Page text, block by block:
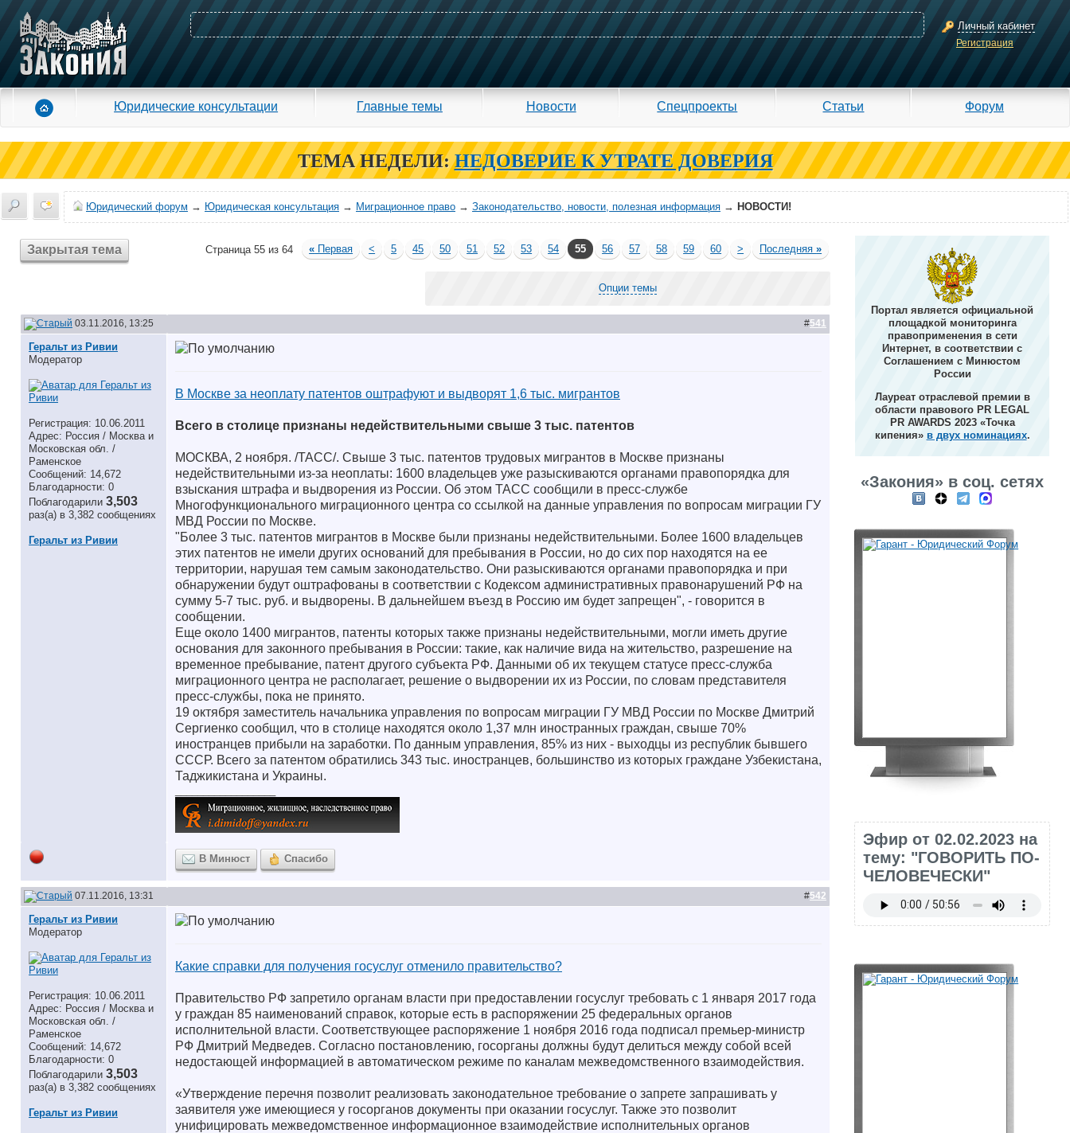
Личный кабинет
Регистрация
Юридические консультации Главные темы Новости Спецпроекты Статьи Форум
ТЕМА НЕДЕЛИ: НЕДОВЕРИЕ К УТРАТЕ ДОВЕРИЯ
Юридический форум → Юридическая консультация → Миграционное право → Законодательство, новости, полезная информация → НОВОСТИ!
Закрытая тема Страница 55 из 64 « Первая < 5 45 50 51 52 53 54 55 56 57 58 59 60 > Последняя»
Опции темы
03.11.2016, 13:25 #541
Геральт из Ривии
Модератор
Регистрация: 10.06.2011
Адрес: Россия / Москва и
Московская обл. /
Раменское
Сообщений: 14,672
Благодарности: 0
Поблагодарили 3,503
раз(а) в 3,382 сообщениях
Геральт из Ривии
В Москве за неоплату патентов оштрафуют и выдворят 1,6 тыс. мигрантов
Всего в столице признаны недействительными свыше 3 тыс. патентов
МОСКВА, 2 ноября. /ТАСС/. Свыше 3 тыс. патентов трудовых мигрантов в Москве признаны
недействительными из-за неоплаты: 1600 владельцев уже разыскиваются органами правопорядка для
взыскания штрафа и выдворения из России. Об этом ТАСС сообщили в пресс-службе
Многофункционального миграционного центра со ссылкой на данные управления по вопросам миграции ГУ
МВД России по Москве.
"Более 3 тыс. патентов мигрантов в Москве были признаны недействительными. Более 1600 владельцев
этих патентов не имели других оснований для пребывания в России, но до сих пор находятся на ее
территории, нарушая тем самым законодательство. Они разыскиваются органами правопорядка и при
обнаружении будут оштрафованы в соответствии с Кодексом административных правонарушений РФ на
сумму 5-7 тыс. руб. и выдворены. В дальнейшем въезд в Россию им будет запрещен", - говорится в
сообщении.
Еще около 1400 мигрантов, патенты которых также признаны недействительными, могли иметь другие
основания для законного пребывания в России: такие, как наличие вида на жительство, разрешение на
временное пребывание, патент другого субъекта РФ. Данными об их текущем статусе пресс-служба
миграционного центра не располагает, решение о выдворении их из России, по словам представителя
пресс-службы, пока не принято.
19 октября заместитель начальника управления по вопросам миграции ГУ МВД России по Москве Дмитрий
Сергиенко сообщил, что в столице находятся около 1,37 млн иностранных граждан, свыше 70%
иностранцев прибыли на заработки. По данным управления, 85% из них - выходцы из республик бывшего
СССР. Всего за патентом обратились 343 тыс. иностранцев, большинство из которых граждане Узбекистана,
Таджикистана и Украины.
В Минюст Спасибо
07.11.2016, 13:31 #542
Геральт из Ривии
Модератор
Регистрация: 10.06.2011
Адрес: Россия / Москва и
Московская обл. /
Раменское
Сообщений: 14,672
Благодарности: 0
Поблагодарили 3,503
раз(а) в 3,382 сообщениях
Геральт из Ривии
Какие справки для получения госуслуг отменило правительство?
Правительство РФ запретило органам власти при предоставлении госуслуг требовать с 1 января 2017 года
у граждан 85 наименований справок, которые есть в распоряжении 25 федеральных органов
исполнительной власти. Соответствующее распоряжение 1 ноября 2016 года подписал премьер-министр
РФ Дмитрий Медведев. Согласно постановлению, госорганы должны будут делиться между собой всей
недостающей информацией в автоматическом режиме по каналам межведомственного взаимодействия.
«Утверждение перечня позволит реализовать законодательное требование о запрете запрашивать у
заявителя уже имеющиеся у госорганов документы при оказании госуслуг. Также это позволит
унифицировать межведомственное информационное взаимодействие исполнительных органов
Портал является официальной
площадкой мониторинга
правоприменения в сети
Интернет, в соответствии с
Соглашением с Минюстом
России
Лауреат отраслевой премии в
области правового PR LEGAL
PR AWARDS 2023 «Точка
кипения» в двух номинациях.
«Закония» в соц. сетях
Эфир от 02.02.2023 на
тему: "ГОВОРИТЬ ПО-
ЧЕЛОВЕЧЕСКИ"